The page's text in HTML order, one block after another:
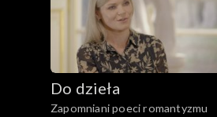
Do dzieła
Zapomniani poeci romantyzmu